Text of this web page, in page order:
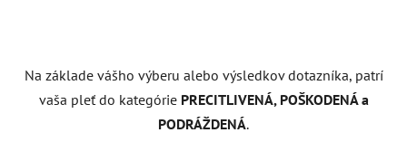
Na základe vášho výberu alebo výsledkov dotazníka, patrí
vaša pleť do kategórie PRECITLIVENÁ, POŠKODENÁ a
PODRÁŽDENÁ.